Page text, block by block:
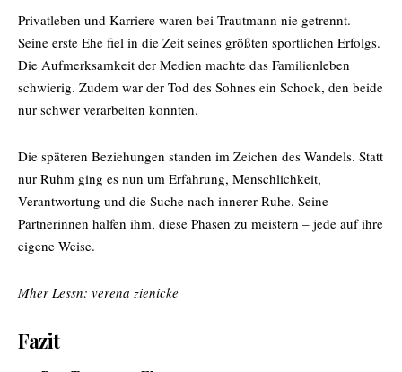
Privatleben und Karriere waren bei Trautmann nie getrennt.
Seine erste Ehe fiel in die Zeit seines größten sportlichen Erfolgs.
Die Aufmerksamkeit der Medien machte das Familienleben
schwierig. Zudem war der Tod des Sohnes ein Schock, den beide
nur schwer verarbeiten konnten.
Die späteren Beziehungen standen im Zeichen des Wandels. Statt
nur Ruhm ging es nun um Erfahrung, Menschlichkeit,
Verantwortung und die Suche nach innerer Ruhe. Seine
Partnerinnen halfen ihm, diese Phasen zu meistern – jede auf ihre
eigene Weise.
Mher Lessn: verena zienicke
Fazit